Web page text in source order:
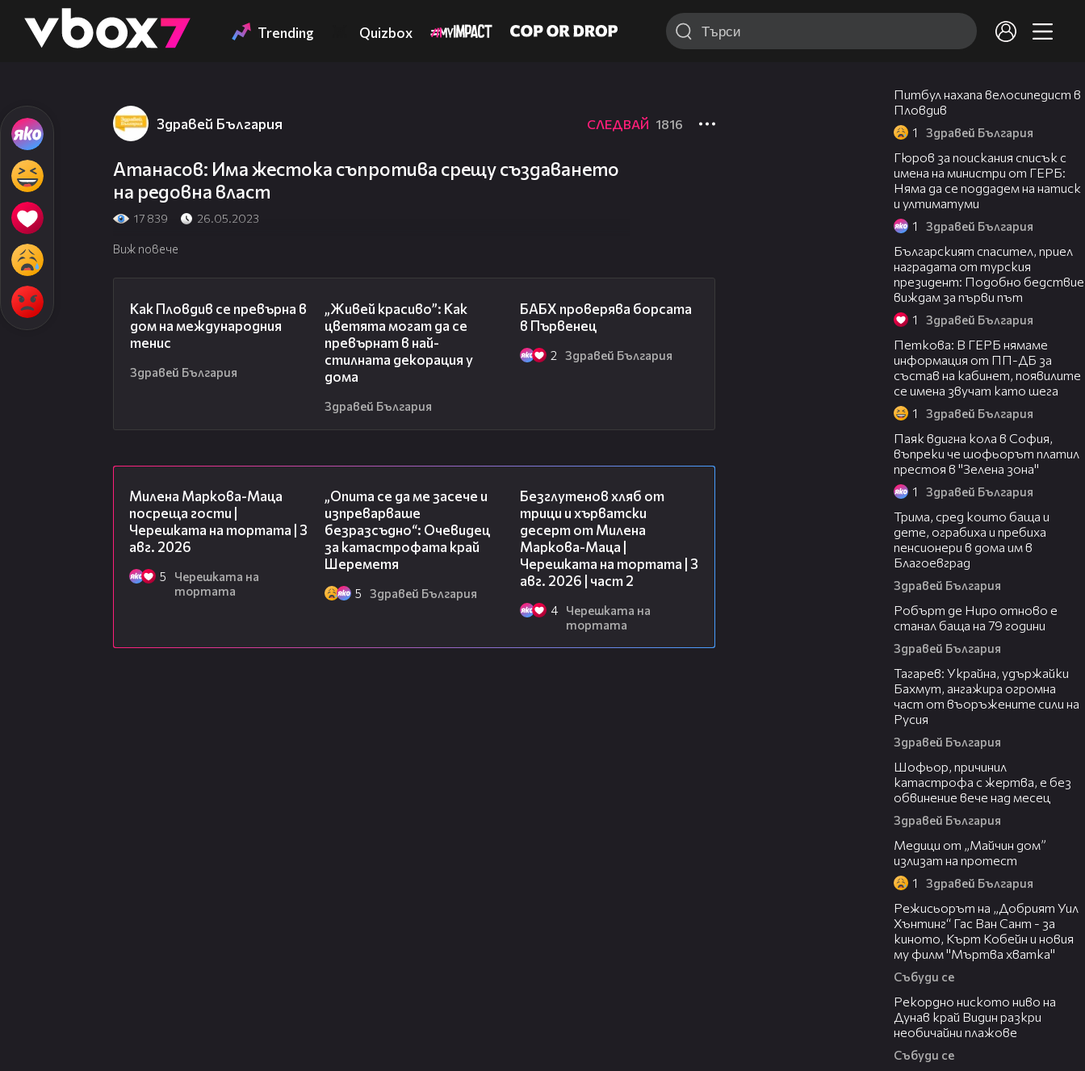
👾 Trending Quizbox
Здравей България СЛЕДВАЙ 1816
Атанасов: Има жестока съпротива срещу създаването
на редовна власт
17 839 26.05.2023
Виж повече
Как Пловдив се превърна в
дом на международния
тенис
Здравей България
„Живей красиво”: Как
цветята могат да се
превърнат в най-
стилната декорация у
дома
Здравей България
БАБХ проверява борсата
в Първенец
2 Здравей България
Милена Маркова-Маца
посреща гости |
Черешката на тортата | 3
авг. 2026
5
Черешката на
тортата
„Опита се да ме засече и
изпреварваше
безразсъдно“: Очевидец
за катастрофата край
Шереметя
5 Здравей България
Безглутенов хляб от
трици и хърватски
десерт от Милена
Маркова-Маца |
Черешката на тортата | 3
авг. 2026 | част 2
4
Черешката на
тортата
Питбул нахапа велосипедист в
Пловдив
1 Здравей България
Гюров за поискания списък с
имена на министри от ГЕРБ:
Няма да се поддадем на натиск
и ултиматуми
1 Здравей България
Българският спасител, приел
наградата от турския
президент: Подобно бедствие
виждам за първи път
1 Здравей България
Петкова: В ГЕРБ нямаме
информация от ПП-ДБ за
състав на кабинет, появилите
се имена звучат като шега
1 Здравей България
Паяк вдигна кола в София,
въпреки че шофьорът платил
престоя в "Зелена зона"
1 Здравей България
Трима, сред които баща и
дете, ограбиха и пребиха
пенсионери в дома им в
Благоевград
Здравей България
Робърт де Ниро отново е
станал баща на 79 години
Здравей България
Тагарев: Украйна, удържайки
Бахмут, ангажира огромна
част от въоръжените сили на
Русия
Здравей България
Шофьор, причинил
катастрофа с жертва, е без
обвинение вече над месец
Здравей България
Медици от „Майчин дом”
излизат на протест
1 Здравей България
Режисьорът на „Добрият Уил
Хънтинг“ Гас Ван Сант - за
киното, Кърт Кобейн и новия
му филм "Мъртва хватка"
Събуди се
Рекордно ниското ниво на
Дунав край Видин разкри
необичайни плажове
Събуди се